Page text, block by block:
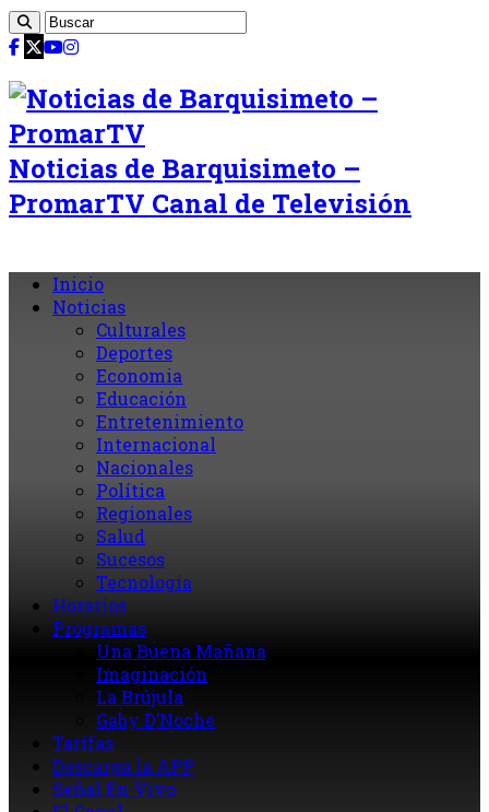
Noticias de Barquisimeto –
PromarTV Canal de Televisión
Inicio
Noticias
Culturales
Deportes
Economia
Educación
Entretenimiento
Internacional
Nacionales
Política
Regionales
Salud
Sucesos
Tecnología
Horarios
Programas
Una Buena Mañana
Imaginación
La Brújula
Gaby D’Noche
Tarifas
Descarga la APP
Señal En Vivo